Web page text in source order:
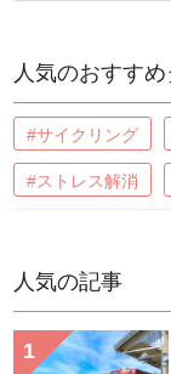
人気のおすす
#サイクリング
#ストレス解消
人気の記事